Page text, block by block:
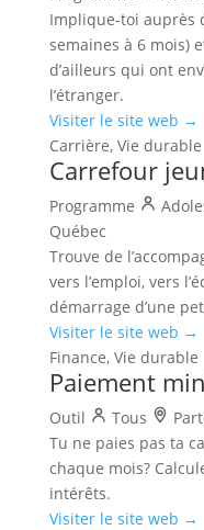
Implique-toi auprès
semaines à 6 mois)
d’ailleurs qui ont
l’étranger.
Visiter le site web →
Carrière, Vie durable
Carrefour
Programme
Québec
Trouve de
vers l’emploi, vers
démarrage d’une
Visiter le site web →
Finance, Vie durable
Paiement
Outil Tous
Tu ne paies pas ta
chaque mois?
intérêts.
Visiter le site web →